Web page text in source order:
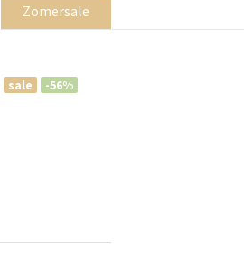
Zomersale
sale -56%